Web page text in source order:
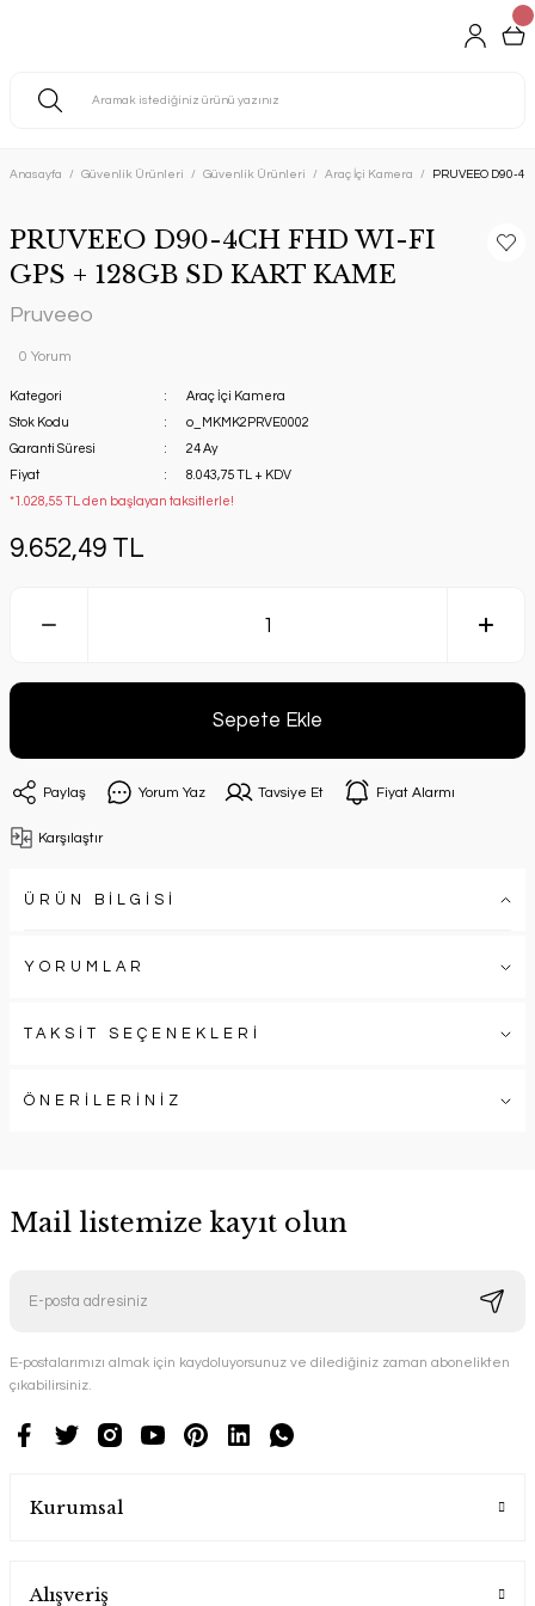
Anasayfa Güvenlik Ürünleri Güvenlik Ürünleri Araç İçi Kamera PRUVEEO D90-
PRUVEEO D90-4CH FHD WI-FI
GPS + 128GB SD KART KAME
Pruveeo
0 Yorum
Kategori
Araç İçi Kamera
Stok Kodu
o_MKMK2PRVE0002
Garanti Süresi
24 Ay
Fiyat
8.043,75 TL + KDV
*1.028,55 TL den başlayan taksitlerle!
9.652,49 TL
Sepete Ekle
Paylaş Yorum Yaz Tavsiye Et Fiyat Alarmı
Karşılaştır
ÜRÜN BİLGİSİ
YORUMLAR
TAKSİT SEÇENEKLERİ
ÖNERİLERİNİZ
Mail listemize kayıt olun
E-postalarımızı almak için kaydoluyorsunuz ve dilediğiniz zaman abonelikten
çıkabilirsiniz.
Kurumsal
Alışveriş